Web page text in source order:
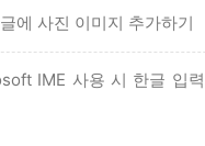
에 사진 이미지 추가하기
IME 사용 시 한글 입